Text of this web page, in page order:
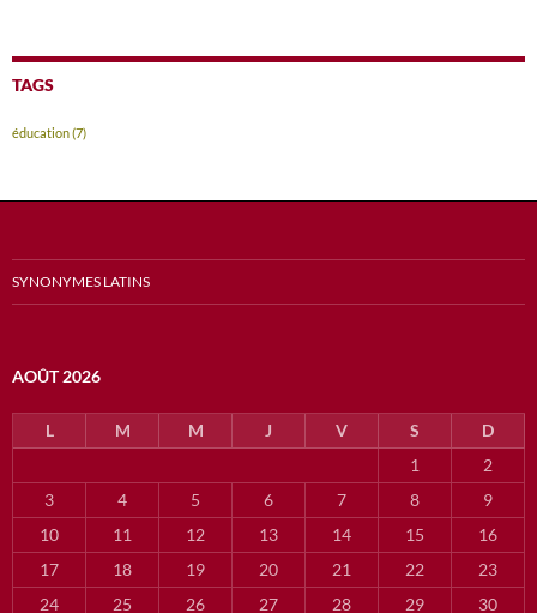
TAGS
éducation(7)
SYNONYMES LATINS
AOÛT 2026
L M M J V S
D
1
2
3
4 5 6 7 8
9
10
11 12 13 14 15
16
17
18 19 20 21 22
23
24
25 26 27 28 29 30